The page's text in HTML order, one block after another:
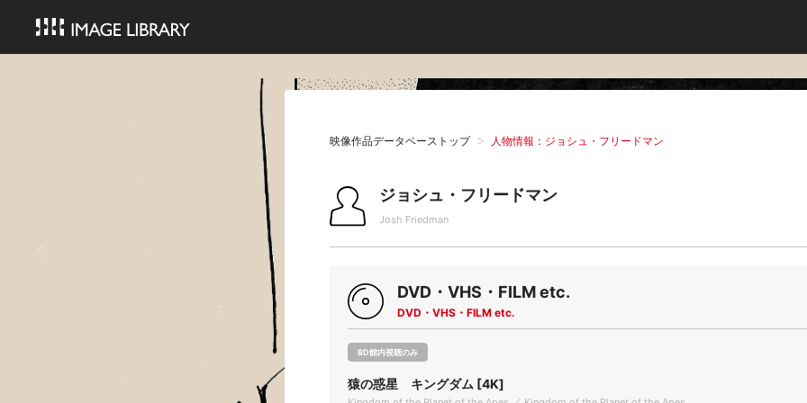
映像作品データベーストップ 人物情報：ジョシュ・フリードマン
ジョシュ・フリードマン
Josh Friedman
DVD・VHS・FILM etc.
DVD・VHS・FILM etc.
BD館内視聴のみ
猿の惑星 キングダム [4K]